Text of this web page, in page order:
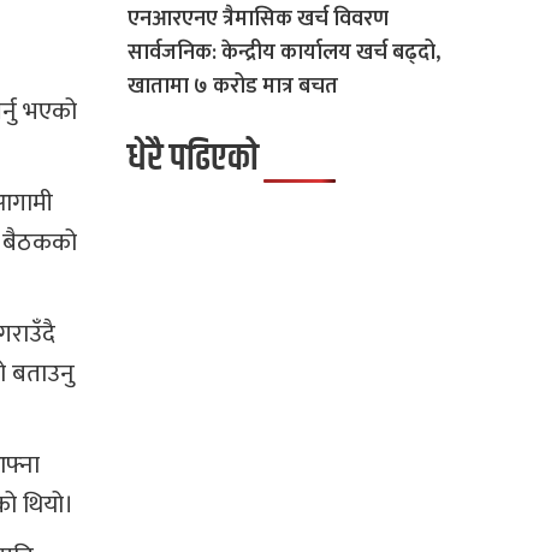
भएको
बैठकको
बताउनु
थियो।
एनआरएनए त्रैमासिक खर्च विवरण
सार्वजनिक: केन्द्रीय कार्यालय खर्च बढ्दो,
खातामा ७ करोड मात्र बचत
धेरै पढिएको